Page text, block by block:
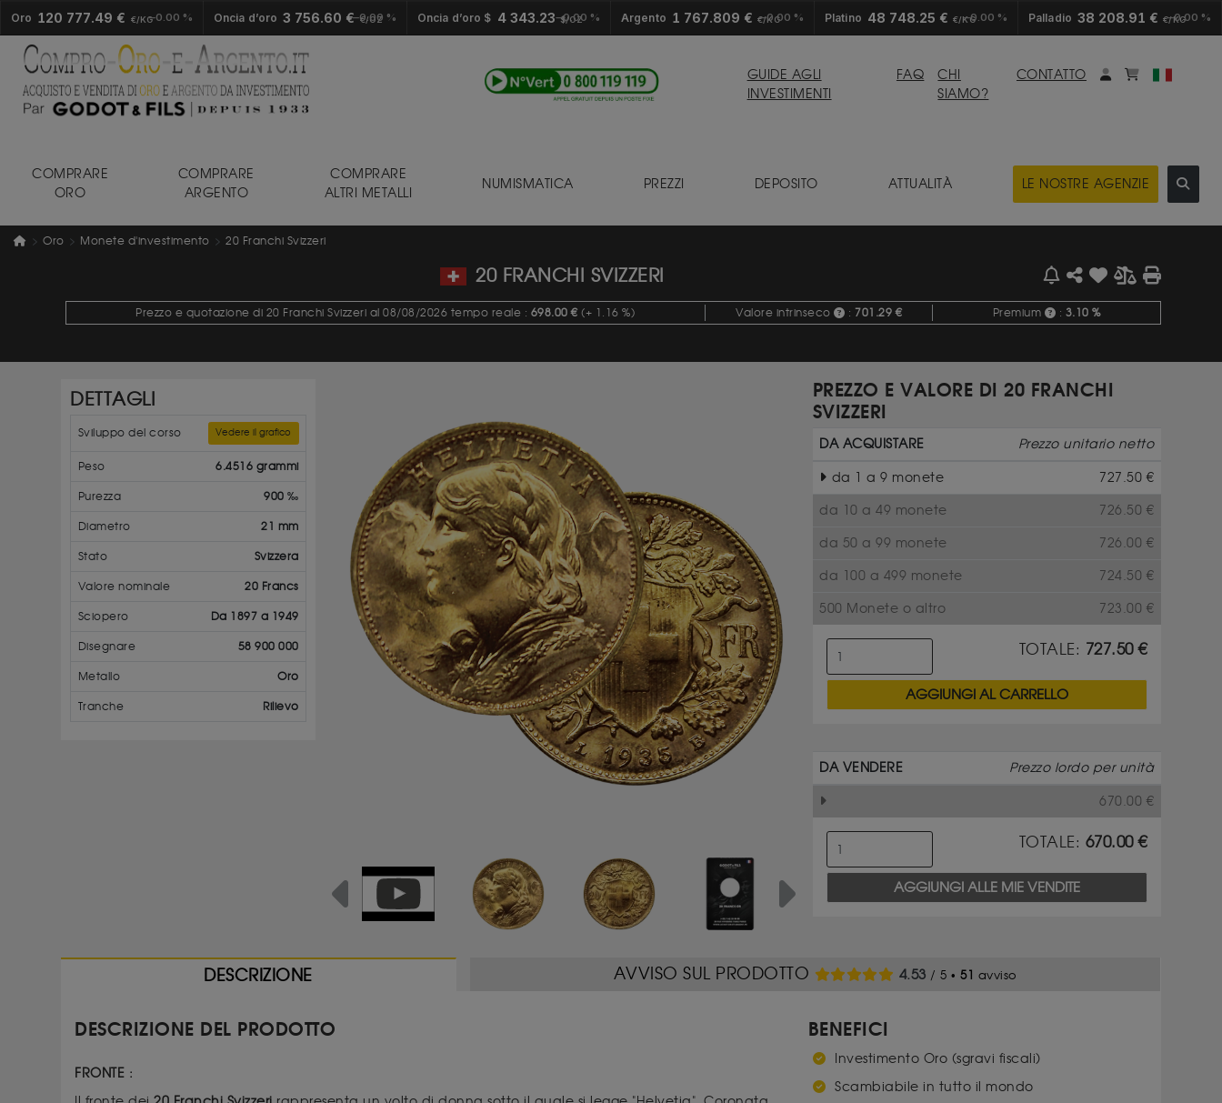
Oro 120 777.49 € €/KG 0.00 % Oncia d’oro 3 756.60 €€/OZ
0.00 % Oncia d’oro $ 4 343.23 $/OZ
0.00 % Argento 1 767.809 € €/KG
0.00 % Platino 48 748.25 € €/KG0.00 % Palladio 38 208.91 € €/KG0.00 %
GUIDE AGLI
INVESTIMENTI
FAQ
CHI
SIAMO?
CONTATTO Il mio conto
Il miocarrello
COMPRARE
ORO
COMPRARE
ARGENTO
COMPRARE
ALTRI METALLI
NUMISMATICA PREZZI DEPOSITO ATTUALITÀ LE NOSTRE AGENZIE
Oro Monete d'investimento 20 Franchi Svizzeri
20 FRANCHI SVIZZERI
Prezzo e quotazione di 20 Franchi Svizzeri al 08/08/2026 tempo reale : 698.00 € (+ 1.16 %) Valore intrinseco :701.29 € Premium : 3.10 %
DETTAGLI
Sviluppo del corso Vedere il grafico
Peso 6.4516 grammi
Purezza 900 ‰
Diametro 21 mm
Stato Svizzera
Valore nominale 20 Francs
Sciopero Da 1897 a 1949
Disegnare 58 900 000
Metallo Oro
Tranche Rilievo
Previous Next
PREZZO E VALORE DI 20 FRANCHI
SVIZZERI
DA ACQUISTARE Prezzo unitario netto
da 1 a 9 monete 727.50 €
da 10 a 49 monete 726.50 €
da 50 a 99 monete 726.00 €
da 100 a 499 monete 724.50 €
500 Monete o altro 723.00 €
TOTALE: 727.50€
AGGIUNGI AL CARRELLO
DA VENDERE Prezzo lordo per unità
670.00 €
TOTALE: 670.00€
AGGIUNGI ALLE MIE VENDITE
DESCRIZIONE AVVISO SUL PRODOTTO 4.53 / 5 •51 avviso
DESCRIZIONE DEL PRODOTTO
FRONTE :
BENEFICI
Investimento Oro (sgravi fiscali)
Scambiabile in tutto il mondo